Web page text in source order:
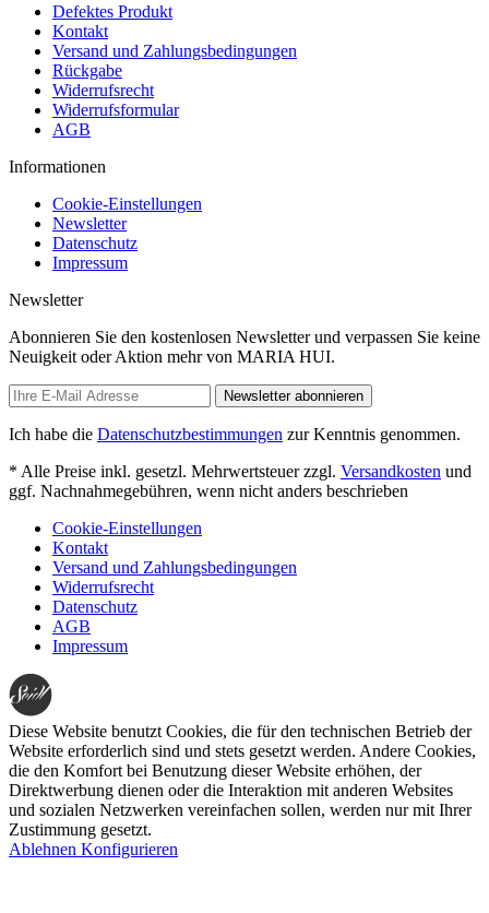
Defektes Produkt
Kontakt
Versand und Zahlungsbedingungen
Rückgabe
Widerrufsrecht
Widerrufsformular
AGB
Informationen
Cookie-Einstellungen
Newsletter
Datenschutz
Impressum
Newsletter
Abonnieren Sie den kostenlosen Newsletter und verpassen Sie keine
Neuigkeit oder Aktion mehr von MARIA HUI.
Newsletter abonnieren
Ich habe die Datenschutzbestimmungen zur Kenntnis genommen.
* Alle Preise inkl. gesetzl. Mehrwertsteuer zzgl. Versandkosten und
ggf. Nachnahmegebühren, wenn nicht anders beschrieben
Cookie-Einstellungen
Kontakt
Versand und Zahlungsbedingungen
Widerrufsrecht
Datenschutz
AGB
Impressum
Diese Website benutzt Cookies, die für den technischen Betrieb der
Website erforderlich sind und stets gesetzt werden. Andere Cookies,
die den Komfort bei Benutzung dieser Website erhöhen, der
Direktwerbung dienen oder die Interaktion mit anderen Websites
und sozialen Netzwerken vereinfachen sollen, werden nur mit Ihrer
Zustimmung gesetzt.
Ablehnen Konfigurieren